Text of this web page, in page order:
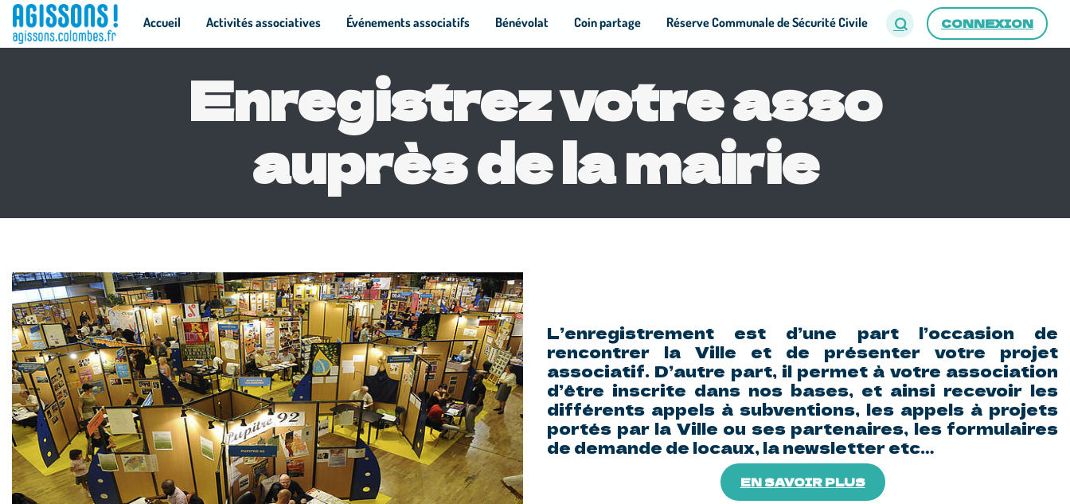
CONNEXION
Accueil Activités associatives Événements associatifs Bénévolat Coin partage Réserve Communale de Sécurité Civile
Enregistrez votre asso
auprès de la mairie
L’enregistrement est d’une part l’occasion de
rencontrer la Ville et de présenter votre projet
associatif. D’autre part, il permet à votre association
d’être inscrite dans nos bases, et ainsi recevoir les
différents appels à subventions, les appels à projets
portés par la Ville ou ses partenaires, les formulaires
de demande de locaux, la newsletter etc…
EN SAVOIR PLUS
Panneau de gestion des cookies